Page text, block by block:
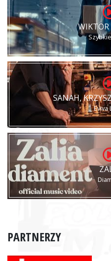
SANAH,
Eviva
PARTNERZY